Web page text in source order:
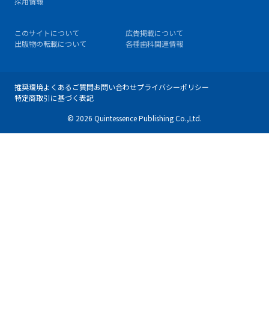
このサイトについて
広告掲載について
出版物の転載について
各種歯科関連情報
推奨環境よくあるご質問お問い合わせプライバシーポリシー
特定商取引に基づく表記
© 2026 Quintessence Publishing Co.,Ltd.